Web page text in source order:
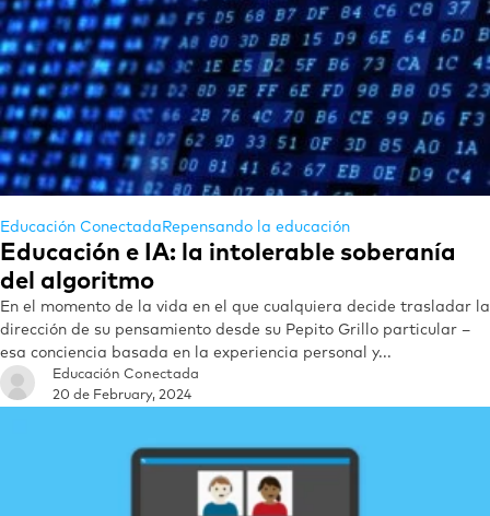
Educación Conectada Repensando la educación
Educación e IA: la intolerable soberanía
del algoritmo
En el momento de la vida en el que cualquiera decide trasladar la
dirección de su pensamiento desde su Pepito Grillo particular –
esa conciencia basada en la experiencia personal y...
Educación Conectada
20 de February, 2024